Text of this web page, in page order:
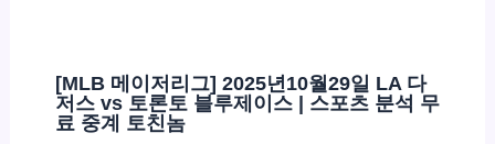
[MLB 메이저리그] 2025년10월29일 LA 다
저스 vs 토론토 블루제이스 | 스포츠 분석 무
료 중계 토친놈